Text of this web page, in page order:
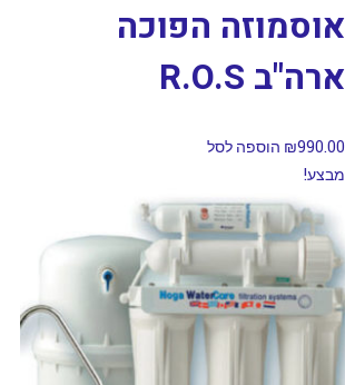
אוסמוזה הפוכה
ארה"ב R.O.S
₪990.00
הוספה לסל
מבצע!